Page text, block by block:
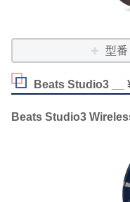
型番
Beats Studio3 __
Beats Studio3